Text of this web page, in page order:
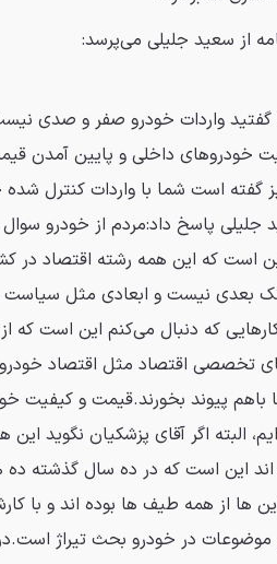
از سعید جلیلی می‌پرسد:
واردات خودرو صفر و صدی نیست
خودروهای داخلی و پایین آمدن
گفته است شما با واردات کنترل
جلیلی پاسخ داد:مردم از خودرو سوال
است که این همه رشته اقتصاد در
بعدی نیست و ابعادی مثل سیاست
که دنبال می‌کنم این است که
تخصصی اقتصاد مثل اقتصاد
باهم پیوند بخورند.قیمت و کیفیت
البته اگر آقای پزشکیان نگوید
این است که در ده سال گذشته ده
ها از همه طیف ها بوده اند و با
موضوعات در خودرو بحث تیراژ